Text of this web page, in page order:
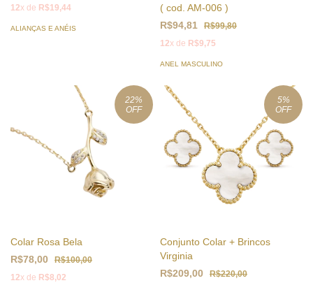
12x de R$19,44
ALIANÇAS E ANÉIS
( cod. AM-006 )
R$94,81
R$99,80
12x de R$9,75
ANEL MASCULINO
22%
OFF
Colar Rosa Bela
R$78,00
R$100,00
12x de R$8,02
5%
OFF
Conjunto Colar + Brincos
Virginia
R$209,00
R$220,00